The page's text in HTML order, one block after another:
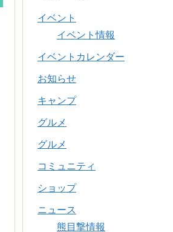
イベント
イベント情報
イベントカレンダー
お知らせ
キャンプ
グルメ
グルメ
コミュニティ
ショップ
ニュース
熊目撃情報